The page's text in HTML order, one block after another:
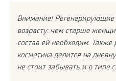
Внимание! Регенерирующие
возрасту: чем старше
состав ей необходим.
косметика делится на
не стоит забывать и о типе